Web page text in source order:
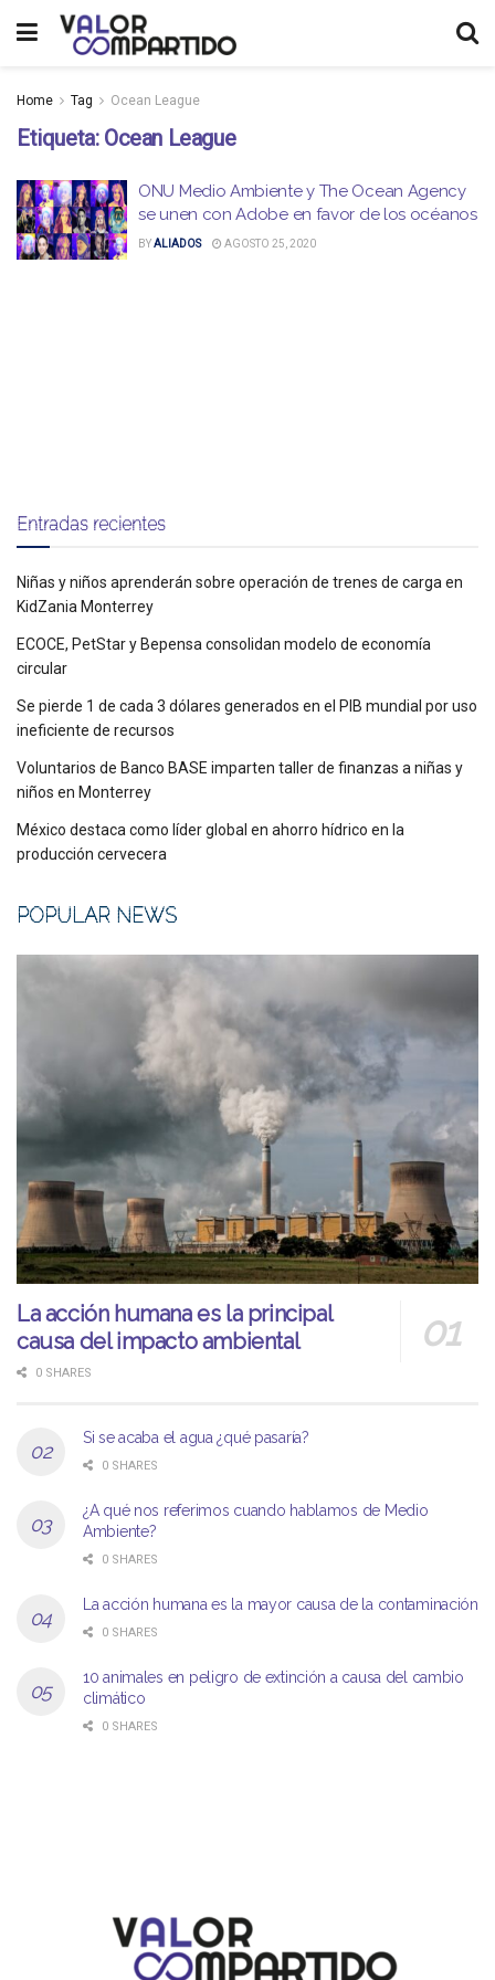
Home Tag Ocean League
Etiqueta: Ocean League
ONU Medio Ambiente y The Ocean Agency
se unen con Adobe en favor de los océanos
BYALIADOS AGOSTO 25, 2020
Entradas recientes
Niñas y niños aprenderán sobre operación de trenes de carga en
KidZania Monterrey
ECOCE, PetStar y Bepensa consolidan modelo de economía
circular
Se pierde 1 de cada 3 dólares generados en el PIB mundial por uso
ineficiente de recursos
Voluntarios de Banco BASE imparten taller de finanzas a niñas y
niños en Monterrey
México destaca como líder global en ahorro hídrico en la
producción cervecera
POPULAR NEWS
La acción humana es la principal
causa del impacto ambiental
0 SHARES
Si se acaba el agua ¿qué pasaría?
0 SHARES
¿A qué nos referimos cuando hablamos de Medio
Ambiente?
0 SHARES
La acción humana es la mayor causa de la contaminación
0 SHARES
10 animales en peligro de extinción a causa del cambio
climático
0 SHARES